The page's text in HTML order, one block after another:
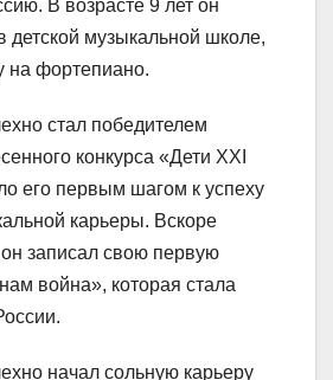
В возрасте 9 лет он
детской музыкальной школе,
на фортепиано.
стал победителем
конкурса «Дети ХХI
его первым шагом к успеху
карьеры. Вскоре
записал свою первую
война», которая стала
начал сольную карьеру